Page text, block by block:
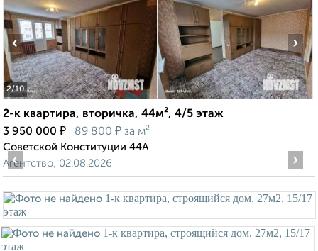
2/10
‹ ›
2-к квартира, вторичка, 44м², 4/5 этаж
3 950 000 ₽ 89 800 ₽ за м²
Советской Конституции 44А
Агентство, 02.08.2026
‹ ›